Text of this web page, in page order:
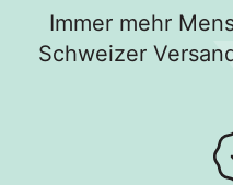
Immer mehr
Schweizer